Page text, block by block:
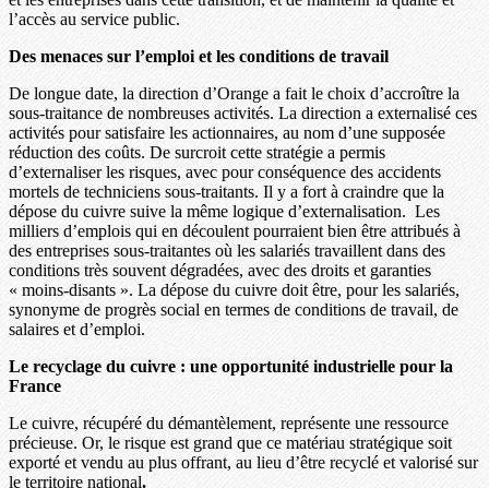
l’accès au service public.
Des menaces sur l’emploi et les conditions de travail
De longue date, la direction d’Orange a fait le choix d’accroître la
sous-traitance de nombreuses activités. La direction a externalisé ces
activités pour satisfaire les actionnaires, au nom d’une supposée
réduction des coûts. De surcroit cette stratégie a permis
d’externaliser les risques, avec pour conséquence des accidents
mortels de techniciens sous-traitants. Il y a fort à craindre que la
dépose du cuivre suive la même logique d’externalisation. Les
milliers d’emplois qui en découlent pourraient bien être attribués à
des entreprises sous-traitantes où les salariés travaillent dans des
conditions très souvent dégradées, avec des droits et garanties
« moins-disants ». La dépose du cuivre doit être, pour les salariés,
synonyme de progrès social en termes de conditions de travail, de
salaires et d’emploi.
Le recyclage du cuivre : une opportunité industrielle pour la
France
Le cuivre, récupéré du démantèlement, représente une ressource
précieuse. Or, le risque est grand que ce matériau stratégique soit
exporté et vendu au plus offrant, au lieu d’être recyclé et valorisé sur
le territoire national.